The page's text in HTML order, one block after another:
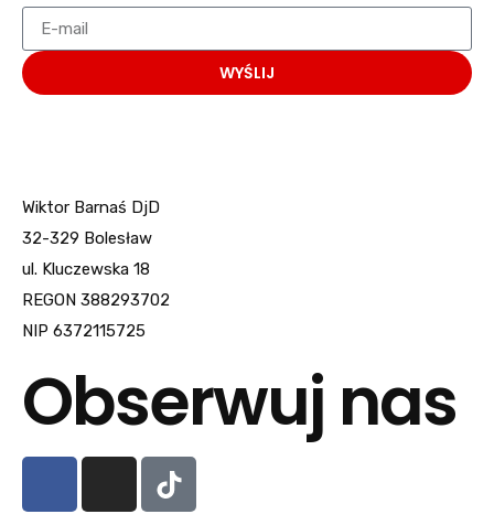
WYŚLIJ
Wiktor Barnaś DjD
32-329 Bolesław
ul. Kluczewska 18
REGON 388293702
NIP 6372115725
Obserwuj nas